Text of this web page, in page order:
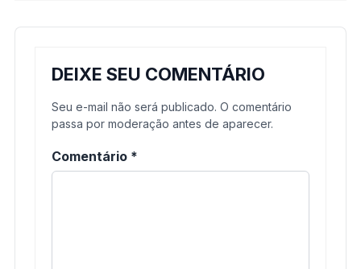
DEIXE SEU COMENTÁRIO
Seu e-mail não será publicado. O comentário
passa por moderação antes de aparecer.
Comentário *